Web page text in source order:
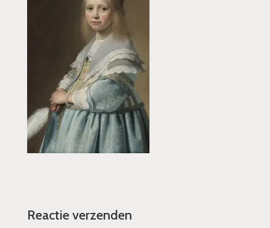
Reactie verzenden